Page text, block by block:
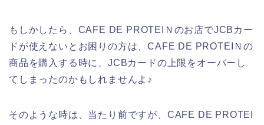
もしかしたら、CAFE DE PROTEIＮのお店でJCBカー
ドが使えないとお困りの方は、CAFE DE PROTEIＮの
商品を購入する時に、JCBカードの上限をオーバーし
てしまったのかもしれませんよ♪
そのような時は、当たり前ですが、CAFE DE PROTEI